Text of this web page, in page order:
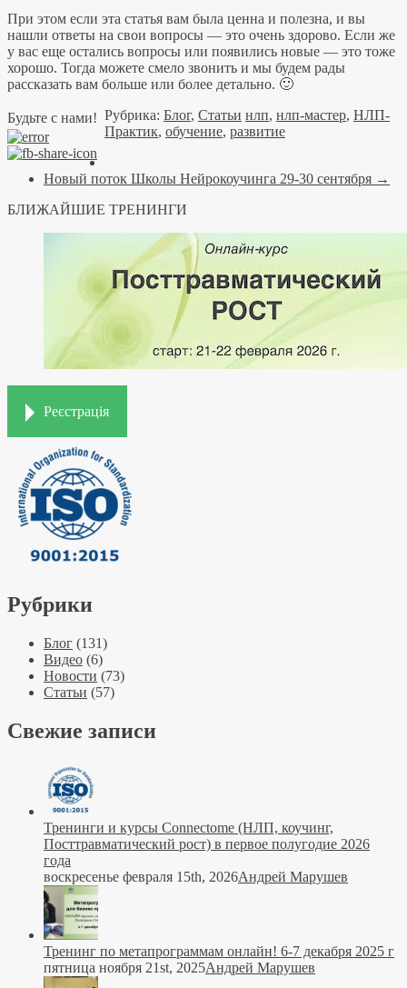
При этом если эта статья вам была ценна и полезна, и вы
нашли ответы на свои вопросы — это очень здорово. Если же
у вас еще остались вопросы или появились новые — это тоже
хорошо. Тогда можете смело звонить и мы будем рады
рассказать вам больше или более детально. 🙂
Будьте с нами! Рубрика: Блог, Статьи нлп, нлп-мастер, НЛП-
Практик, обучение, развитие
Новый поток Школы Нейрокоучинга 29-30 сентября →
БЛИЖАЙШИЕ ТРЕНИНГИ
Реєстрація
Рубрики
Блог (131)
Видео (6)
Новости (73)
Статьи (57)
Свежие записи
Тренинги и курсы Connectome (НЛП, коучинг,
Посттравматический рост) в первое полугодие 2026
года
воскресенье февраля 15th, 2026Андрей Марушев
Тренинг по метапрограммам онлайн! 6-7 декабря 2025 г
пятница ноября 21st, 2025Андрей Марушев